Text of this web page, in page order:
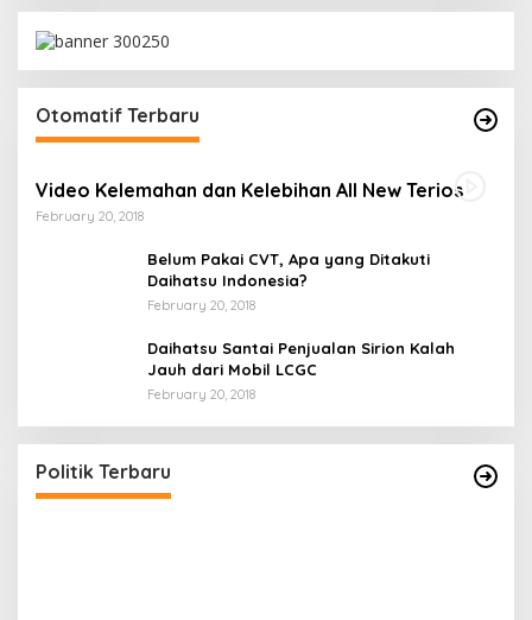
Otomatif Terbaru
Video Kelemahan dan Kelebihan All New Terios
February 20, 2018
Belum Pakai CVT, Apa yang Ditakuti
Daihatsu Indonesia?
February 20, 2018
Daihatsu Santai Penjualan Sirion Kalah
Jauh dari Mobil LCGC
February 20, 2018
Politik Terbaru
Gerindra
In Berita, Politik |